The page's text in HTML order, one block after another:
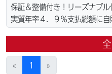
保証＆整備付き！リーズナブ
実質年率４．９％支払総額に自
港止めになります）。☆盗難
ド各種取り扱ってます。仕様変
問い合わせ下さい。ご契約後
« 1 »